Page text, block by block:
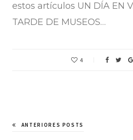
estos artículos UN DÍA EN
TARDE DE MUSEOS…
4
ANTERIORES POSTS